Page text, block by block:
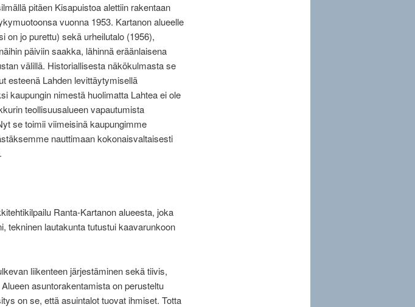
pitäen Kisapuistoa alettiin rakentaan
vuonna 1953. Kartanon alueelle
on jo purettu) sekä urheilutalo (1956),
päiviin saakka, lähinnä eräänlaisena
välillä. Historiallisesta näkökulmasta se
esteenä Lahden levittäytymisellä
kaupungin nimestä huolimatta Lahtea ei ole
teollisuusalueen vapautumista
se toimii viimeisinä kaupungimme
nauttimaan kokonaisvaltaisesti
Ranta-Kartanon alueesta, joka
tekninen lautakunta tutustui kaavarunkoon
liikenteen järjestäminen sekä tiivis,
asuntorakentamista on perusteltu
on se, että asuintalot tuovat ihmiset. Totta